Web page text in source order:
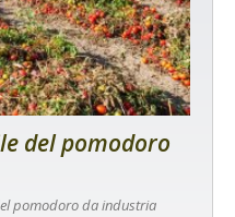
del pomodoro
pomodoro da industria